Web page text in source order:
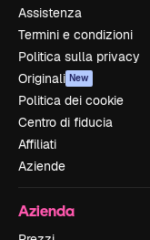
Assistenza
Termini e condizioni
Politica sulla privacy
Originali New
Politica dei cookie
Centro di fiducia
Affiliati
Aziende
Azienda